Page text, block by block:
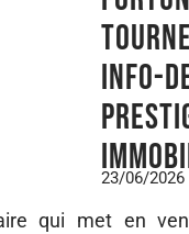
Info-
23/06/2026
qui met en